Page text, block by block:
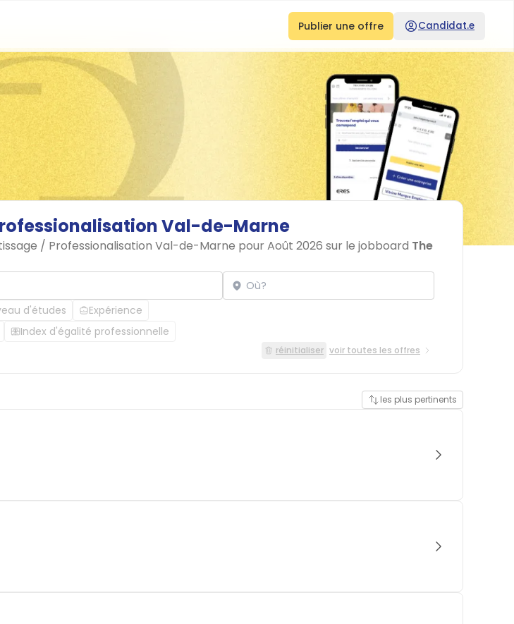
Publier une offre Candidat.e
Val-de-Marne
/ Professionalisation Val-de-Marne pour Août 2026 sur le jobboard The
Localisation
d'études Expérience
Index d'égalité professionnelle
réinitialiser voir toutes les offres
les plus pertinents